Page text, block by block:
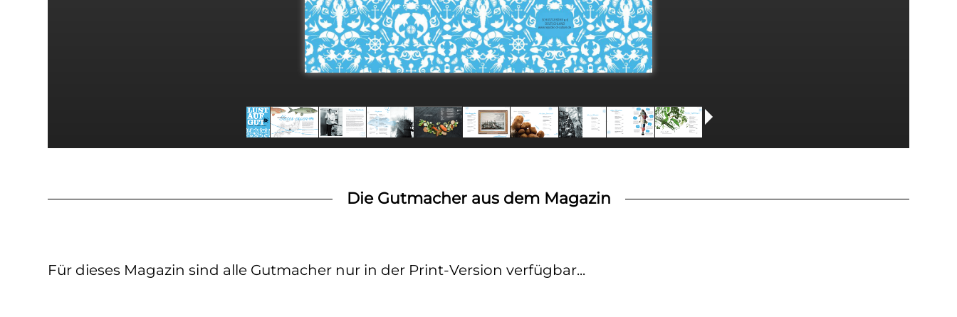
Die Gutmacher aus dem Magazin
Für dieses Magazin sind alle Gutmacher nur in der Print-Version verfügbar...